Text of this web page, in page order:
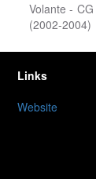
Volante -
(2002-2004)
Links
Website